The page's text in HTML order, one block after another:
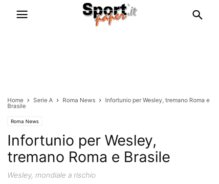
Home Serie A Roma News
Infortunio per Wesley, tremano Roma e
Brasile
Roma News
Infortunio per Wesley,
tremano Roma e Brasile
Wesley, mondiale a rischio